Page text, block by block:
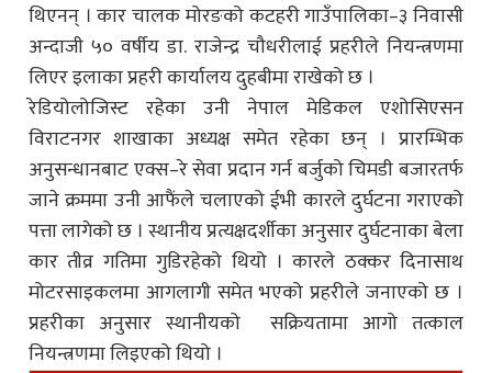
थिएनन् । कार चालक मोरङको कटहरी गाउँपालिका–३ निवासी
अन्दाजी ५० वर्षीय डा. राजेन्द्र चौधरीलाई प्रहरीले नियन्त्रणमा
लिएर इलाका प्रहरी कार्यालय दुहबीमा राखेको छ ।
रेडियोलोजिस्ट रहेका उनी नेपाल मेडिकल एशोसिएसन
विराटनगर शाखाका अध्यक्ष समेत रहेका छन् । प्रारम्भिक
अनुसन्धानबाट एक्स–रे सेवा प्रदान गर्न बर्जुको चिमडी बजारतर्फ
जाने क्रममा उनी आफैंले चलाएको ईभी कारले दुर्घटना गराएको
पत्ता लागेको छ । स्थानीय प्रत्यक्षदर्शीका अनुसार दुर्घटनाका बेला
कार तीव्र गतिमा गुडिरहेको थियो । कारले ठक्कर दिनासाथ
मोटरसाइकलमा आगलागी समेत भएको प्रहरीले जनाएको छ ।
प्रहरीका अनुसार स्थानीयको सक्रियतामा आगो तत्काल
नियन्त्रणमा लिइएको थियो ।